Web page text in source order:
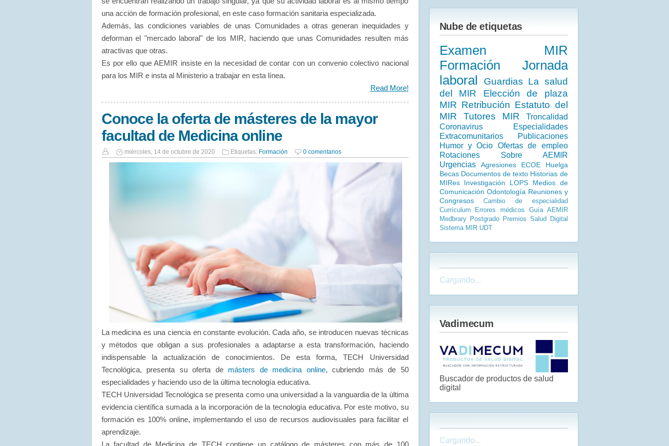
una acción de formación profesional, en este caso formación sanitaria especializada.
Además, las condiciones variables de unas Comunidades a otras generan inequidades y
deforman el "mercado laboral" de los MIR, haciendo que unas Comunidades resulten más
atractivas que otras.
Es por ello que AEMIR insiste en la necesidad de contar con un convenio colectivo nacional
para los MIR e insta al Ministerio a trabajar en esta línea.
Read More!
Conoce la oferta de másteres de la mayor
facultad de Medicina online
miércoles, 14 de octubre de 2020 Etiquetas: Formación 0 comentarios
La medicina es una ciencia en constante evolución. Cada año, se introducen nuevas técnicas
y métodos que obligan a sus profesionales a adaptarse a esta transformación, haciendo
indispensable la actualización de conocimientos. De esta forma, TECH Universidad
Tecnológica, presenta su oferta de másters de medicina online, cubriendo más de 50
especialidades y haciendo uso de la última tecnología educativa.
TECH Universidad Tecnológica se presenta como una universidad a la vanguardia de la última
evidencia científica sumada a la incorporación de la tecnología educativa. Por este motivo, su
formación es 100% online, implementando el uso de recursos audiovisuales para facilitar el
aprendizaje.
La facultad de Medicina de TECH contiene un catálogo de másteres con más de 100
Nube de etiquetas
Examen MIR
Formación
Jornada
laboral
Guardias La salud
del MIR
Elección de plaza
MIR Retribución Estatuto del
MIR
Tutores MIR
Troncalidad
Coronavirus
Especialidades
Extracomunitarios
Publicaciones
Humor y Ocio Ofertas de empleo
Rotaciones
Sobre AEMIR
Urgencias
Agresiones ECOE
Huelga
Becas Documentos de texto Historias de
MIRes Investigación LOPS
Medios de
Comunicación Odontología Reuniones y
Congresos
Cambio de especialidad
Currículum
Errores médicos
Guía AEMIR
Medbrary
Postgrado Premios Salud Digital
Sistema MIR UDT
Cargando...
Vadimecum
Buscador de productos de salud
digital
Cargando...